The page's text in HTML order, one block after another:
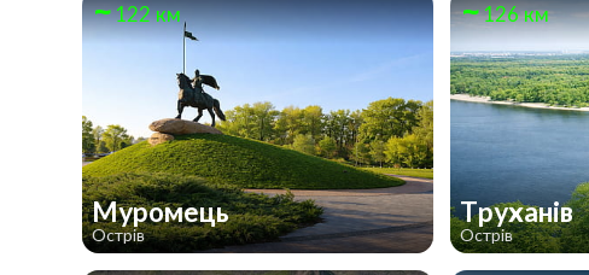
122 км
Муромець
Острів
126 км
Труханів
Острів